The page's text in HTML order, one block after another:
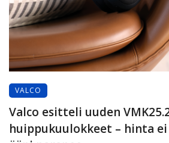
VALCO
Valco esitteli uuden
huippukuulokkeet – hinta